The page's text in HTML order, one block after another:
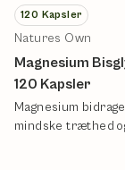
120 Kapsler
Natures Own
Magnesium
120 Kapsler
Magnesium
mindske træthed